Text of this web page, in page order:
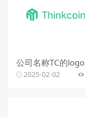
公司名称TC的logo
2025-02-02